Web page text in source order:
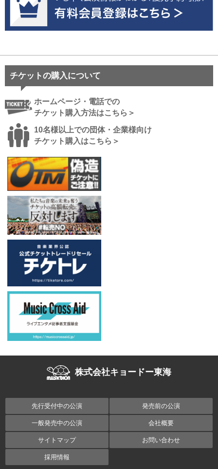
チケットの購入について
ホームページ・電話での
チケット購入方法はこちら＞
10名様以上での団体・企業様向け
チケット購入はこちら＞
株式会社キョードー東海
先行受付中の公演 発売前の公演
一般発売中の公演 会社概要
サイトマップ お問い合わせ
採用情報